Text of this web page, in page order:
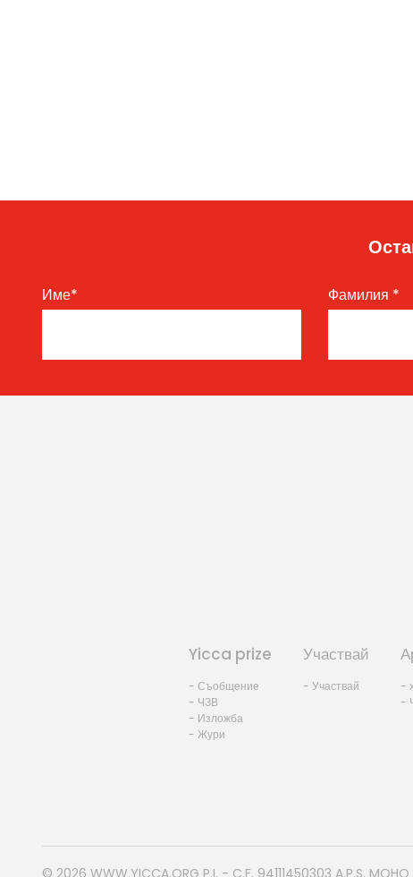
Име* Фамилия *
Yicca prize
- Съобщение
- ЧЗВ
- Изложба
- Жури
Участвай
- Участвай
-
-